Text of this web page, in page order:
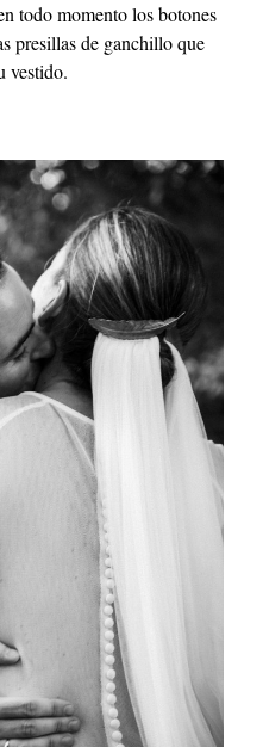
todo momento los botones
presillas de ganchillo que
vestido.